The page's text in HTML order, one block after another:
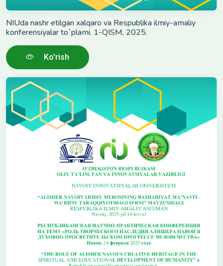
NIUda nashr etilgan xalqaro va Respublika ilmiy-amaliy
konferensiyalar to`plami. 1-QISM, 2025.
Ko'rish